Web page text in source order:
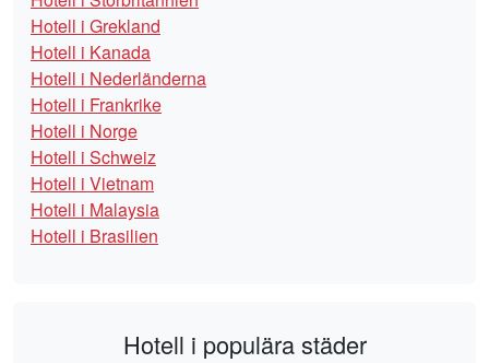
Hotell i Grekland
Hotell i Kanada
Hotell i Nederländerna
Hotell i Frankrike
Hotell i Norge
Hotell i Schweiz
Hotell i Vietnam
Hotell i Malaysia
Hotell i Brasilien
Hotell i populära städer